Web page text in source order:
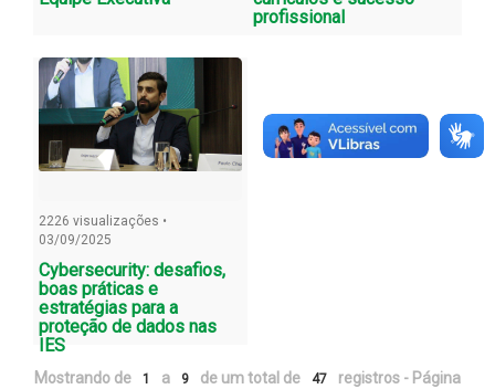
profissional
2226 visualizações •
03/09/2025
Cybersecurity: desafios,
boas práticas e
estratégias para a
proteção de dados nas
IES
Mostrando de 1 a 9 de um total de 47
registros - Página